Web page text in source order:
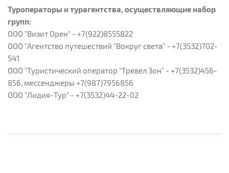
Туроператоры и турагентства, осуществляющие набор
групп:
ООО "Визит Орен" - +7(922)8555822
ООО "Агентство путешествий "Вокруг света" - +7(3532)702-
541
ООО "Туристический оператор "Тревел Зон" - +7(3532)456-
856, мессенджеры +7(987)7956856
ООО "Лидия-Тур" - +7(3532)44-22-02